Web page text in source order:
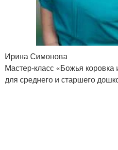
Ирина Симонова
Мастер-класс «Божья коровка
для среднего и старшего